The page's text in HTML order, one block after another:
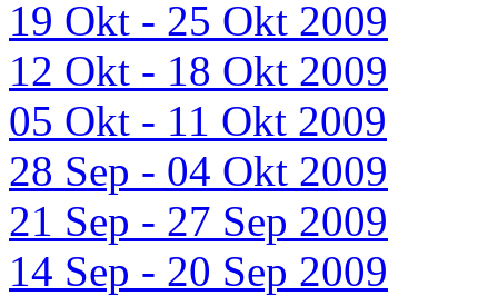
19 Okt - 25 Okt 2009
12 Okt - 18 Okt 2009
05 Okt - 11 Okt 2009
28 Sep - 04 Okt 2009
21 Sep - 27 Sep 2009
14 Sep - 20 Sep 2009